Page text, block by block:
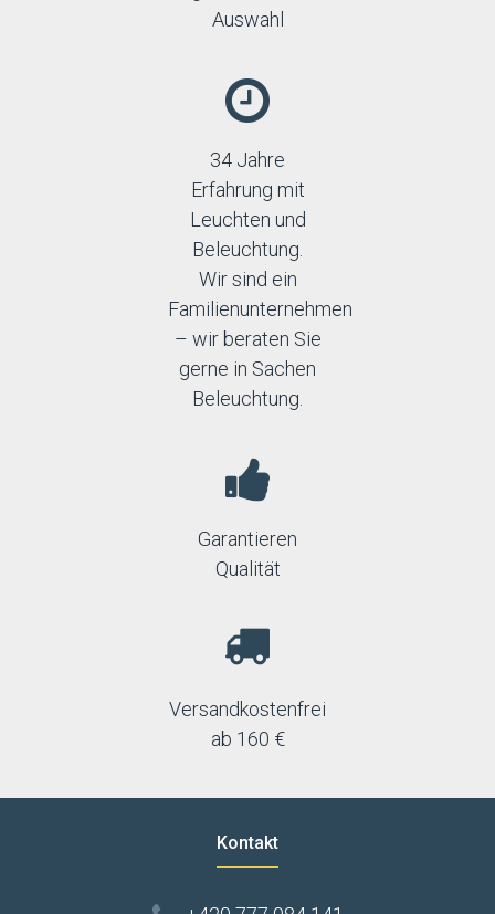
Auswahl
34 Jahre
Erfahrung mit
Leuchten und
Beleuchtung.
Wir sind ein
Familienunternehmen
– wir beraten Sie
gerne in Sachen
Beleuchtung.
Garantieren
Qualität
Versandkostenfrei
ab 160 €
Kontakt